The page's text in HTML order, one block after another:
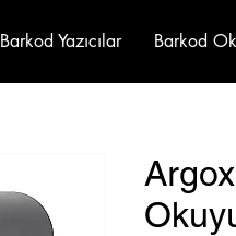
Barkod Yazıcılar Barkod